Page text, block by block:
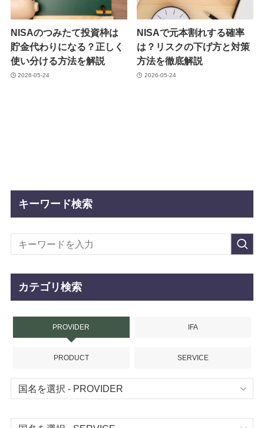
NISAのつみたて投資枠は
貯金代わりになる？正しく
使い分ける方法を解説
2026-05-24
NISAで元本割れする確率
は？リスクの下げ方と対策
方法を徹底解説
2026-05-24
キーワード検索
カテゴリ検索
PROVIDER IFA
PRODUCT SERVICE